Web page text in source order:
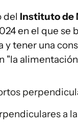
del Instituto de
en el que se
y tener una
"la
a